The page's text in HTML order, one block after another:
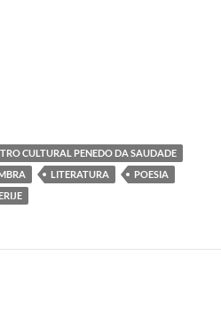
CULTURAL PENEDO DA SAUDADE
LITERATURA
POESIA